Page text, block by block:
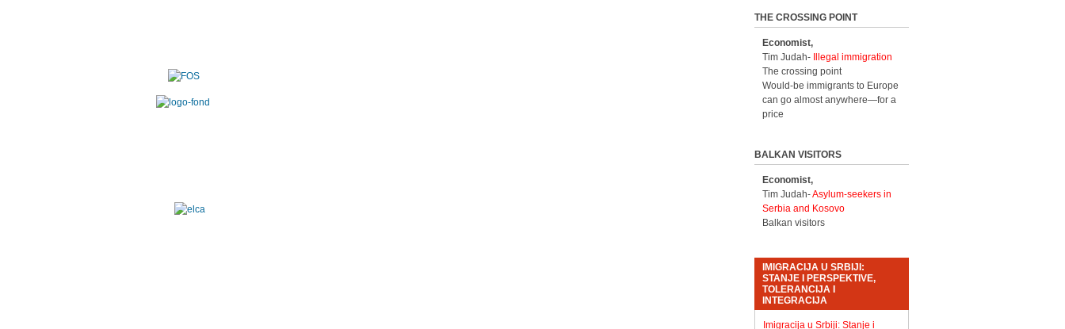
THE CROSSING POINT
Economist,
Tim Judah-
Illegal immigration
The crossing point
Would-be immigrants to Europe
can go almost anywhere—for a
price
BALKAN VISITORS
Economist,
Tim Judah-Asylum-seekers in
Serbia and Kosovo
Balkan visitors
IMIGRACIJA U SRBIJI:
STANJE I PERSPEKTIVE,
TOLERANCIJA I
INTEGRACIJA
Imigracija u Srbiji: Stanje i